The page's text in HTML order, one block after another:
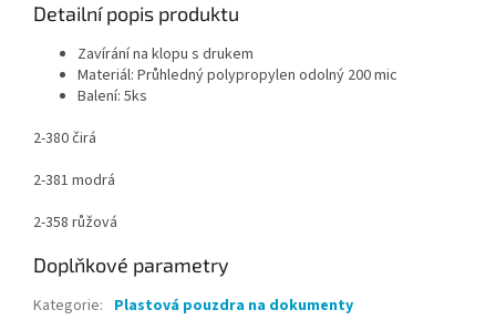
Detailní popis produktu
Zavírání na klopu s drukem
Materiál: Průhledný polypropylen odolný 200 mic
Balení: 5ks
2-380 čirá
2-381 modrá
2-358 růžová
Doplňkové parametry
Kategorie: Plastová pouzdra na dokumenty